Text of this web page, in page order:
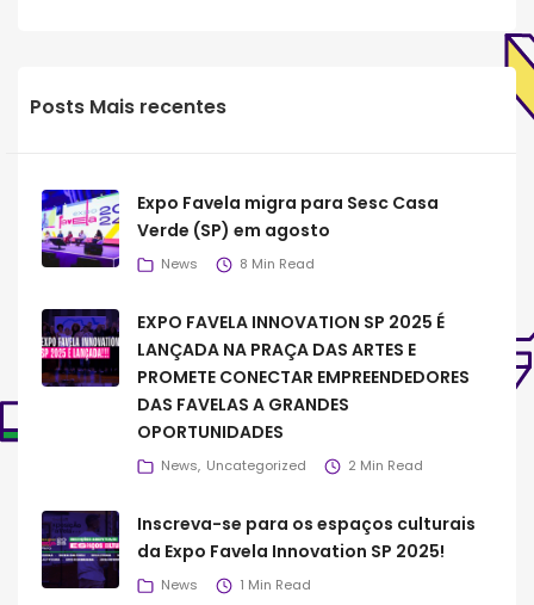
Posts Mais recentes
Expo Favela migra para Sesc Casa
Verde (SP) em agosto
News 8 Min Read
EXPO FAVELA INNOVATION SP 2025 É
LANÇADA NA PRAÇA DAS ARTES E
PROMETE CONECTAR EMPREENDEDORES
DAS FAVELAS A GRANDES
OPORTUNIDADES
News Uncategorized 2 Min Read
Inscreva-se para os espaços culturais
da Expo Favela Innovation SP 2025!
News 1 Min Read